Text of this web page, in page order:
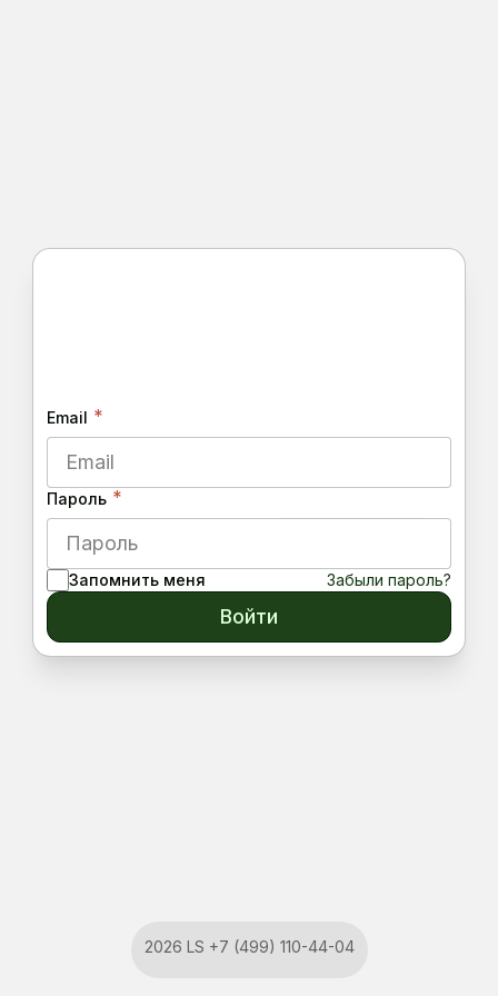
Email *
Пароль *
Запомнить меня Забыли пароль?
Войти
2026 LS +7 (499) 110-44-04